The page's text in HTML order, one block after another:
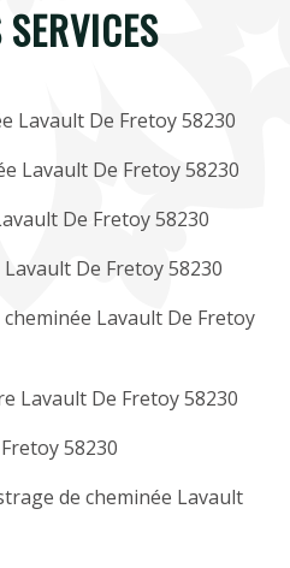
Lavault De Fretoy 58230
Lavault De Fretoy 58230
De Fretoy 58230
De Fretoy 58230
Lavault De Fretoy
Lavault De Fretoy 58230
58230
de cheminée Lavault